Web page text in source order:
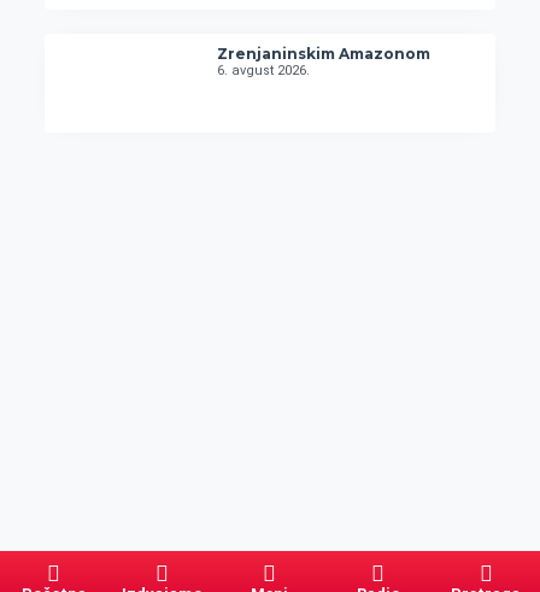
Zrenjaninskim Amazonom
6. avgust 2026.